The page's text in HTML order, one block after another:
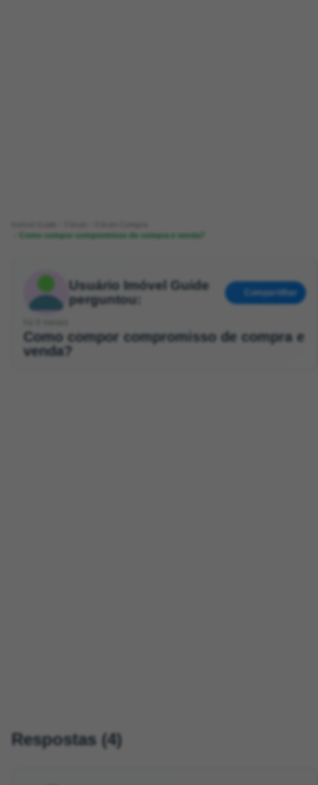
Como compor compromisso de compra e venda?
Usuário Imóvel Guide
perguntou:
Compartilhar
Como compor compromisso de compra e
venda?
Respostas (4)